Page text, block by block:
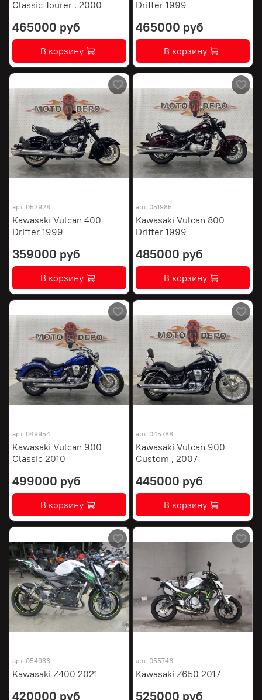
Classic Tourer , 2000
465000 руб
В корзину
Drifter 1999
465000 руб
В корзину
арт. 052928
Kawasaki Vulcan 400
Drifter 1999
359000 руб
В корзину
арт. 051985
Kawasaki Vulcan 800
Drifter 1999
485000 руб
В корзину
арт. 049954
Kawasaki Vulcan 900
Classic 2010
499000 руб
В корзину
арт. 045788
Kawasaki Vulcan 900
Custom , 2007
445000 руб
В корзину
арт. 054936
Kawasaki Z400 2021
420000 руб
арт. 055746
Kawasaki Z650 2017
525000 руб